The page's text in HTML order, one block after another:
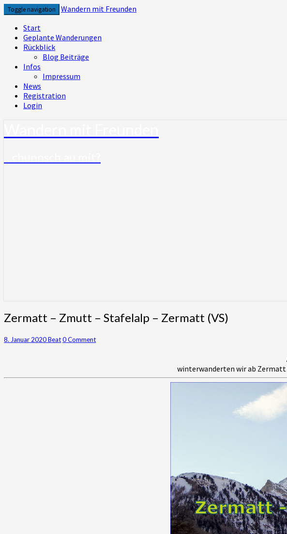
Skip
to
content
Toggle navigation
Wandern mit Freunden
Start
Geplante Wanderungen
Rückblick
Blog Beiträge
Infos
Impressum
News
Registration
Login
Zermatt
–
–
Zermatt – Zmutt – Stafelalp – Zermatt (VS)
8. Januar 2020BeatComments
0 Comment
winterwanderten wir ab